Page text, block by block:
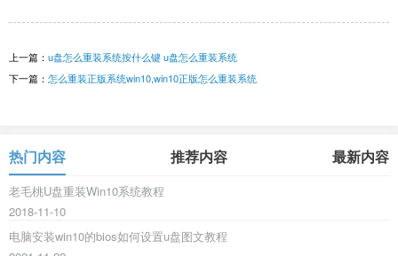
上一篇： u盘怎么重装系统按什么键 u盘怎么重装系统
下一篇： 怎么重装正版系统win10,win10正版怎么重装系统
热门内容 推荐内容 最新内容
老毛桃U盘重装Win10系统教程
2018-11-10
电脑安装win10的bios如何设置u盘图文教程